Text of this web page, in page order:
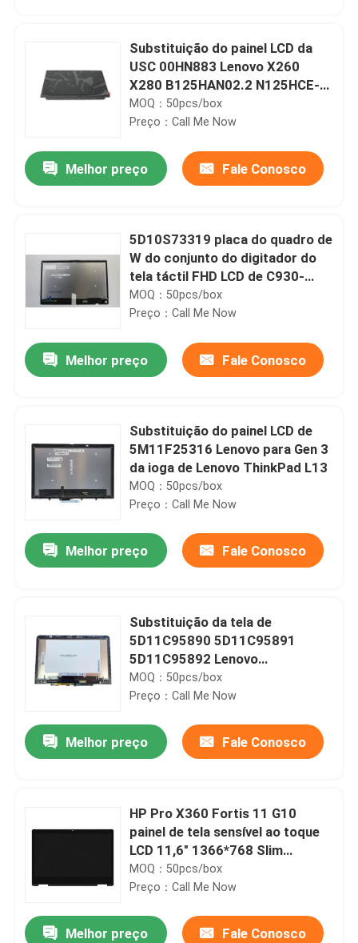
Substituição do painel LCD da
USC 00HN883 Lenovo X260
X280 B125HAN02.2 N125HCE-
GN1 FHD IPS
MOQ：50pcs/box
Preço：Call Me Now
Melhor preço Fale Conosco
5D10S73319 placa do quadro de
W do conjunto do digitador do
tela táctil FHD LCD de C930-
13IKB ioga Lenovo 81C4 13,9
de”
MOQ：50pcs/box
Preço：Call Me Now
Melhor preço Fale Conosco
Substituição do painel LCD de
5M11F25316 Lenovo para Gen 3
da ioga de Lenovo ThinkPad L13
MOQ：50pcs/box
Preço：Call Me Now
Melhor preço Fale Conosco
Substituição da tela de
5D11C95890 5D11C95891
5D11C95892 Lenovo
Chromebook 500E Gen3 AMD
MOQ：50pcs/box
Preço：Call Me Now
Melhor preço Fale Conosco
HP Pro X360 Fortis 11 G10
painel de tela sensível ao toque
LCD 11,6" 1366*768 Slim
N00430-001
MOQ：50pcs/box
Preço：Call Me Now
Melhor preço Fale Conosco